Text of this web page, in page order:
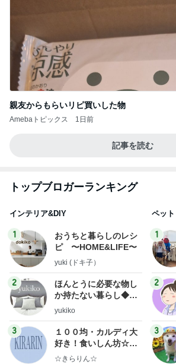
親友からもらいリピ買いした物
Amebaトピックス 1日前
記事を読む
トップブロガーランキング
インテリア&DIY
1
おうちと暮らしのレシ
ピ 〜HOME&LIFE〜
yuki (ドキ子）
2
ほんとうに必要な物し
か持たない暮らし◆Ke
ep Life Simple◆〜イ
yukiko
3
１００均・カルディ大
好き！食いしん坊☆き
らりん☆のブログ
☆きらりん☆
ペット
1
2
3